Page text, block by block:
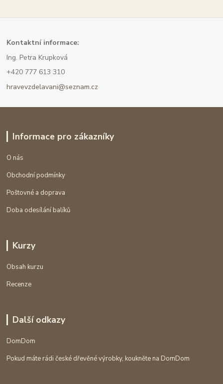
Kontaktní informace:
Ing. Petra Krupková
+420 777 613 310
hravevzdelavani@seznam.cz
Informace pro zákazníky
O nás
Obchodní podmínky
Poštovné a doprava
Doba odesílání balíků
Kurzy
Obsah kurzu
Recenze
Další odkazy
DomDom
Pokud máte rádi české dřevěné výrobky, koukněte na DomDom